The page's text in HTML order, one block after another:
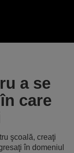
a se
care
şcoală, creaţi
în domeniul